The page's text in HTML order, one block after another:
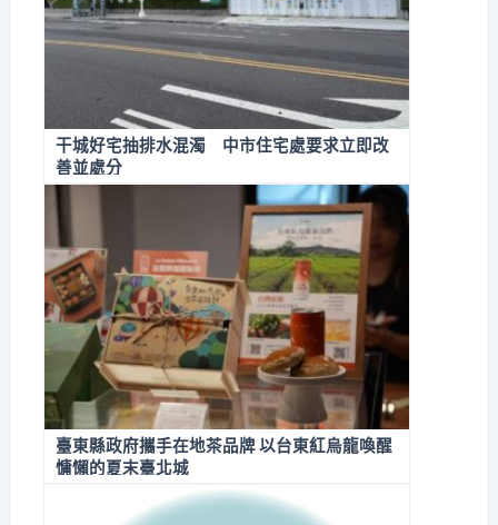
干城好宅抽排水混濁 中市住宅處要求立即改
善並處分
臺東縣政府攜手在地茶品牌 以台東紅烏龍喚醒
慵懶的夏末臺北城